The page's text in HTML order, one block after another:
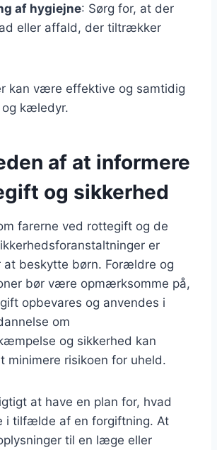
af hygiejne: Sørg for, at der
eller affald, der tiltrækker
kan være effektive og samtidig
og kæledyr.
af at informere
og sikkerhed
farerne ved rottegift og de
er
at beskytte børn. Forældre og
bør være opmærksomme på,
opbevares og anvendes i
om
og sikkerhed kan
minimere risikoen for uheld.
at have en plan for, hvad
i tilfælde af en forgiftning. At
til en læge eller